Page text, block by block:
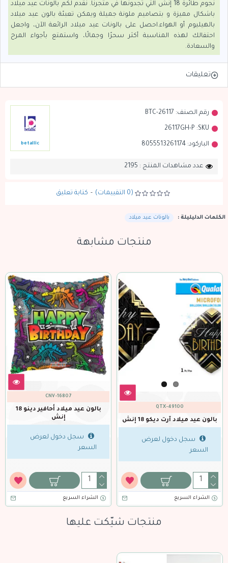
رقم الصنف: BTC-26117
SKU:
26117GH-P
الباركود: 8055513261174
betallic
عدد مشاهدات المنتج : 2195
(0 التقييمات) - كتابة تعليق
نجوم طائرة 18 إنش التي تجدونها في متجرنا. نقدم لكم بالونات عيد ميلاد
باشكال مميزة و بتصاميم ملونة جميلة ويمكن تعبئة بالون عيد ميلاد
بالهيليوم أو الهواء.احصل على بالونات عيد ميلاد الرائعة الآن، واجعل
احتفالك لهذه المناسبة أكثر سحرًا وجمالًا، واستمتع بأجواء المرح
والسعادة.
تعليقات
الكلمات الدليليلة : بالونات عيد ميلاد
منتجات مشابهة
QTX-49100
بالون عيد ميلاد آرت ديكو 18 إنش
سجل دخول لعرض
السعر
الشراء السريع
CNV-16807
بالون عيد ميلاد أحافير دينو 18
إنش
سجل دخول لعرض
السعر
الشراء السريع
منتجات شيّكت عليها